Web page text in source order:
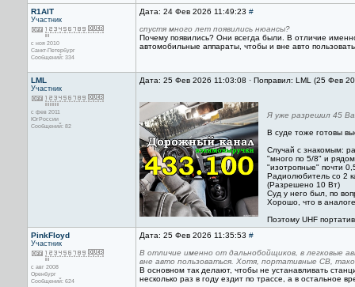
R1AIT
Участник
с ноя 2010
Санкт-Петербург
Сообщений: 334
Дата: 24 Фев 2026 11:49:23 #
спустя много лет появились нюансы?
Почему появились? Они всегда были. В отличие
автомобильные аппараты, чтобы и вне авто
LML
Участник
с фев 2011
ЮгРоссии
Сообщений: 82
Дата: 25 Фев 2026 11:03:08 · Поправил: LML (25 Фев
Я уже разрешил 45
В суде тоже готовы
Случай с знакомым:
"много по 5/8" и
"изотропные" почти
Радиолюбитель со 2
(Разрешено 10 Вт)
Суд у него был, по
Хорошо, что в
Поэтому UHF
PinkFloyd
Участник
с авг 2008
Оренбург
Сообщений: 624
Дата: 25 Фев 2026 11:35:53 #
В отличие именно от дальнобойщиков, в легковые
вне авто пользоваться. Хотя, портативные СВ,
В основном так делают, чтобы не устанавливать
несколько раз в году ездит по трассе, а в остальное